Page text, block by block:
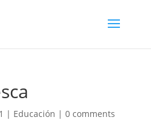
| Educación | 0 comments